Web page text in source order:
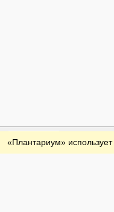
Обратная
«Плантариум»